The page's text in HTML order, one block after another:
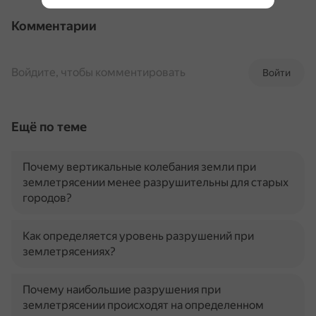
Комментарии
Войти
Войдите, чтобы комментировать
Ещё по теме
Почему вертикальные колебания земли при
землетрясении менее разрушительны для старых
городов?
Как определяется уровень разрушений при
землетрясениях?
Почему наибольшие разрушения при
землетрясении происходят на определенном